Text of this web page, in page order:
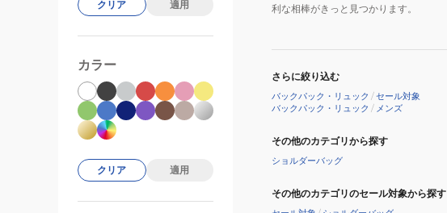
利な相棒がきっと見つかります。
さらに絞り込む
バックパック・リュック /セール対象
バックパック・リュック / メンズ
その他のカテゴリから探す
ショルダーバッグ
その他のカテゴリのセール対象から探す
クリア 適用
カラー
クリア 適用